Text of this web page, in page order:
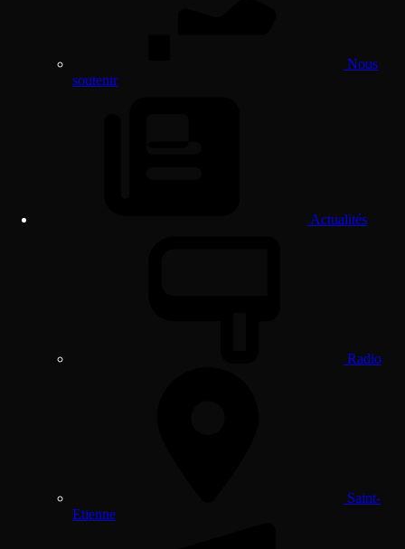
Nous
soutenir
Actualités
Radio
Saint-
Etienne